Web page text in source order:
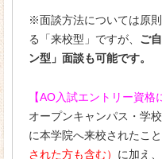
※面談方法については原
る「来校型」ですが、 ご
ン型」面談も可能です。
【AO入試エントリー資格
オープンキャンパス・学
に本学院へ来校されたこ
された方も含む） に加え